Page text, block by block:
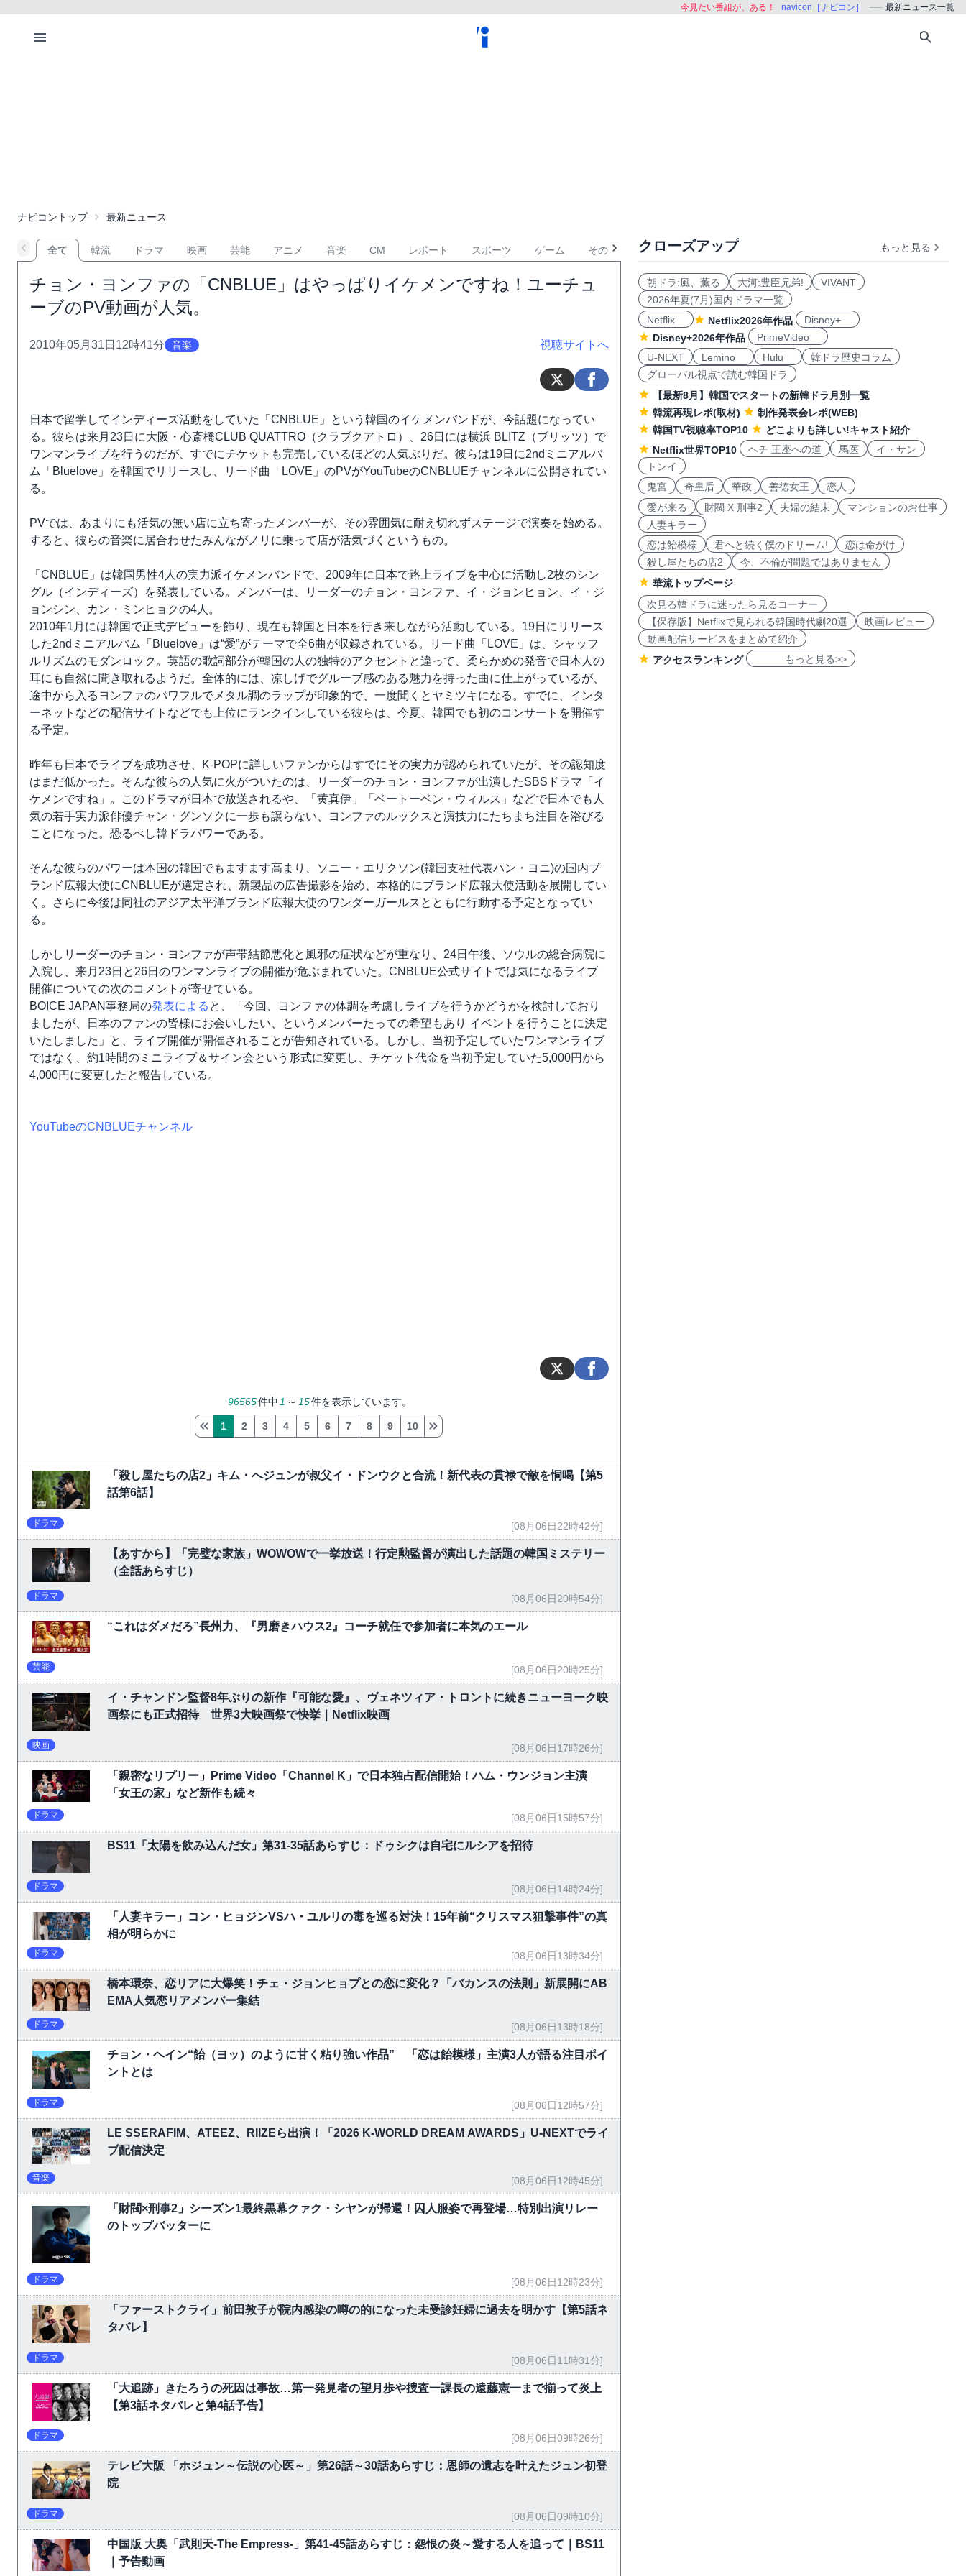
今見たい番組が、ある！ navicon［ナビコン］ 最新ニュース一覧
ナビコントップ 最新ニュース
全て 韓流 ドラマ 映画 芸能 アニメ 音楽 CM レポート スポーツ ゲーム その他
チョン・ヨンファの「CNBLUE」はやっぱりイケメンですね！ユーチュ
ーブのPV動画が人気。
2010年05月31日12時41分 音楽 視聴サイトへ
日本で留学してインディーズ活動をしていた「CNBLUE」という韓国のイケメンバンドが、今話題になってい
る。彼らは来月23日に大阪・心斎橋CLUB QUATTRO（クラブクアトロ）、26日には横浜 BLITZ（ブリッツ）で
ワンマンライブを行うのだが、すでにチケットも完売しているほどの人気ぶりだ。彼らは19日に2ndミニアルバ
ム「Bluelove」を韓国でリリースし、リード曲「LOVE」のPVがYouTubeのCNBLUEチャンネルに公開されてい
る。
PVでは、あまりにも活気の無い店に立ち寄ったメンバーが、その雰囲気に耐え切れずステージで演奏を始める。
すると、彼らの音楽に居合わせたみんながノリに乗って店が活気づくというもの。
「CNBLUE」は韓国男性4人の実力派イケメンバンドで、2009年に日本で路上ライブを中心に活動し2枚のシン
グル（インディーズ）を発表している。メンバーは、リーダーのチョン・ヨンファ、イ・ジョンヒョン、イ・ジ
ョンシン、カン・ミンヒョクの4人。
2010年1月には韓国で正式デビューを飾り、現在も韓国と日本を行き来しながら活動している。19日にリリース
した2ndミニアルバム「Bluelove」は“愛”がテーマで全6曲が収録されている。リード曲「LOVE」は、シャッフ
ルリズムのモダンロック。英語の歌詞部分が韓国の人の独特のアクセントと違って、柔らかめの発音で日本人の
耳にも自然に聞き取れるようだ。全体的には、凉しげでグルーブ感のある魅力を持った曲に仕上がっているが、
途中から入るヨンファのパワフルでメタル調のラップが印象的で、一度聞くとヤミツキになる。すでに、インタ
ーネットなどの配信サイトなどでも上位にランクインしている彼らは、今夏、韓国でも初のコンサートを開催す
る予定。
昨年も日本でライブを成功させ、K-POPに詳しいファンからはすでにその実力が認められていたが、その認知度
はまだ低かった。そんな彼らの人気に火がついたのは、リーダーのチョン・ヨンファが出演したSBSドラマ「イ
ケメンですね」。このドラマが日本で放送されるや、「黄真伊」「ベートーベン・ウィルス」などで日本でも人
気の若手実力派俳優チャン・グンソクに一歩も譲らない、ヨンファのルックスと演技力にたちまち注目を浴びる
ことになった。恐るべし韓ドラパワーである。
そんな彼らのパワーは本国の韓国でもますます高まり、ソニー・エリクソン(韓国支社代表ハン・ヨニ)の国内ブ
ランド広報大使にCNBLUEが選定され、新製品の広告撮影を始め、本格的にブランド広報大使活動を展開してい
く。さらに今後は同社のアジア太平洋ブランド広報大使のワンダーガールスとともに行動する予定となってい
る。
しかしリーダーのチョン・ヨンファが声帯結節悪化と風邪の症状などが重なり、24日午後、ソウルの総合病院に
入院し、来月23日と26日のワンマンライブの開催が危ぶまれていた。CNBLUE公式サイトでは気になるライブ
開催についての次のコメントが寄せている。
BOICE JAPAN事務局の発表による と、「今回、ヨンファの体調を考慮しライブを行うかどうかを検討しており
ましたが、日本のファンの皆様にお会いしたい、というメンバーたっての希望もあり イベントを行うことに決定
いたしました」と、ライブ開催が開催されることが告知されている。しかし、当初予定していたワンマンライブ
ではなく、約1時間のミニライブ＆サイン会という形式に変更し、チケット代金を当初予定していた5,000円から
4,000円に変更したと報告している。
YouTubeのCNBLUEチャンネル
96565件中 1 ～ 15件を表示しています。
1 2 3 4 5 6 7 8 9 10
「殺し屋たちの店2」キム・へジュンが叔父イ・ドンウクと合流！新代表の貫禄で敵を恫喝【第5
話第6話】
ドラマ [08月06日22時42分]
【あすから】「完璧な家族」WOWOWで一挙放送！行定勲監督が演出した話題の韓国ミステリー
（全話あらすじ）
ドラマ [08月06日20時54分]
“これはダメだろ”長州力、『男磨きハウス2』コーチ就任で参加者に本気のエール
芸能 [08月06日20時25分]
イ・チャンドン監督8年ぶりの新作『可能な愛』、ヴェネツィア・トロントに続きニューヨーク映
画祭にも正式招待 世界3大映画祭で快挙｜Netflix映画
映画 [08月06日17時26分]
「親密なリプリー」Prime Video「Channel K」で日本独占配信開始！ハム・ウンジョン主演
「女王の家」など新作も続々
ドラマ [08月06日15時57分]
BS11「太陽を飲み込んだ女」第31-35話あらすじ：ドゥシクは自宅にルシアを招待
ドラマ [08月06日14時24分]
「人妻キラー」コン・ヒョジンVSハ・ユルリの毒を巡る対決！15年前“クリスマス狙撃事件”の真
相が明らかに
ドラマ [08月06日13時34分]
橋本環奈、恋リアに大爆笑！チェ・ジョンヒョプとの恋に変化？「バカンスの法則」新展開にAB
EMA人気恋リアメンバー集結
ドラマ [08月06日13時18分]
チョン・ヘイン“飴（ヨッ）のように甘く粘り強い作品” 「恋は飴模様」主演3人が語る注目ポイ
ントとは
ドラマ [08月06日12時57分]
LE SSERAFIM、ATEEZ、RIIZEら出演！「2026 K-WORLD DREAM AWARDS」U-NEXTでライ
ブ配信決定
音楽 [08月06日12時45分]
「財閥×刑事2」シーズン1最終黒幕クァク・シヤンが帰還！囚人服姿で再登場…特別出演リレー
のトップバッターに
ドラマ [08月06日12時23分]
「ファーストクライ」前田敦子が院内感染の噂の的になった未受診妊婦に過去を明かす【第5話ネ
タバレ】
ドラマ [08月06日11時31分]
「大追跡」きたろうの死因は事故…第一発見者の望月歩や捜査一課長の遠藤憲一まで揃って炎上
【第3話ネタバレと第4話予告】
ドラマ [08月06日09時26分]
テレビ大阪 「ホジュン～伝説の心医～」第26話～30話あらすじ：恩師の遺志を叶えたジュン初登
院
ドラマ [08月06日09時10分]
中国版 大奥「武則天-The Empress-」第41-45話あらすじ：怨恨の炎～愛する人を追って｜BS11
｜予告動画
クローズアップ もっと見る
朝ドラ:風、薫る 大河:豊臣兄弟!
VIVANT
2026年夏(7月)国内ドラマ一覧
Netflix
Netflix2026年作品
Disney+
Disney+2026年作品
PrimeVideo
U-NEXT
Lemino Hulu
韓ドラ歴史コラム
グローバル視点で読む韓国ドラ
【最新8月】韓国でスタートの新韓ドラ月別一覧
韓流再現レポ(取材)
制作発表会レポ(WEB)
韓国TV視聴率TOP10
どこよりも詳しい!キャスト紹介
Netflix世界TOP10
ヘチ 王座への道 馬医
イ・サン
トンイ
鬼宮
奇皇后 華政 善徳女王
恋人
愛が来る
財閥 X 刑事2 夫婦の結末
マンションのお仕事
人妻キラー
恋は飴模様
君へと続く僕のドリーム!
恋は命がけ
殺し屋たちの店2
今、不倫が問題ではありません
華流トップページ
次見る韓ドラに迷ったら見るコーナー
【保存版】Netflixで見られる韓国時代劇20選
映画レビュー
動画配信サービスをまとめて紹介
アクセスランキング
もっと見る>>